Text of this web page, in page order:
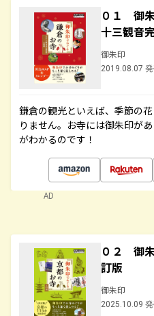
０１ 御
十三観音
御朱印
2019.08.07
鎌倉の観光といえば、季節の
りません。お寺には御朱印が
がわかるのです！
AD
０２ 御
訂版
御朱印
2025.10.09